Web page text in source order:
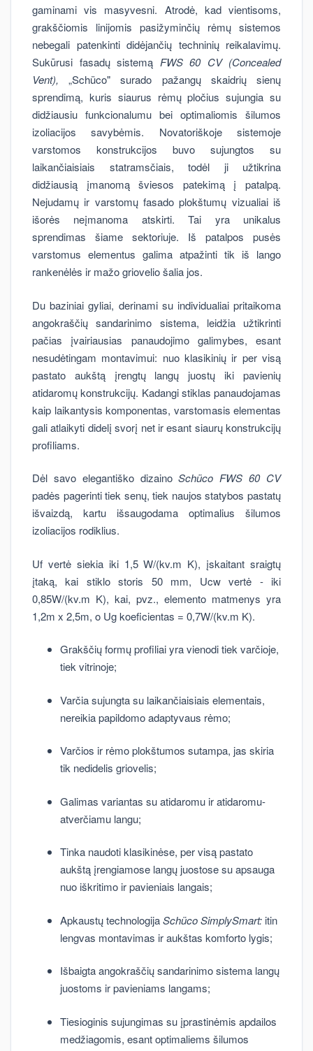
gaminami vis masyvesni. Atrodė, kad vientisoms,
grakščiomis linijomis pasižyminčių rėmų sistemos
nebegali patenkinti didėjančių techninių reikalavimų.
Sukūrusi fasadų sistemą FWS 60 CV (Concealed
Vent),„Schüco" surado pažangų skaidrių sienų
sprendimą, kuris siaurus rėmų pločius sujungia su
didžiausiu funkcionalumu bei optimaliomis šilumos
izoliacijos savybėmis. Novatoriškoje sistemoje
varstomos konstrukcijos buvo sujungtos su
laikančiaisiais statramsčiais, todėl ji užtikrina
didžiausią įmanomą šviesos patekimą į patalpą.
Nejudamų ir varstomų fasado plokštumų vizualiai iš
išorės neįmanoma atskirti. Tai yra unikalus
sprendimas šiame sektoriuje. Iš patalpos pusės
varstomus elementus galima atpažinti tik iš lango
rankenėlės ir mažo griovelio šalia jos.
Du baziniai gyliai, derinami su individualiai pritaikoma
angokraščių sandarinimo sistema, leidžia užtikrinti
pačias įvairiausias panaudojimo galimybes, esant
nesudėtingam montavimui: nuo klasikinių ir per visą
pastato aukštą įrengtų langų juostų iki pavienių
atidaromų konstrukcijų. Kadangi stiklas panaudojamas
kaip laikantysis komponentas, varstomasis elementas
gali atlaikyti didelį svorį net ir esant siaurų konstrukcijų
profiliams.
Dėl savo elegantiško dizainoSchüco FWS 60 CV
padės pagerinti tiek senų, tiek naujos statybos pastatų
išvaizdą, kartu išsaugodama optimalius šilumos
izoliacijos rodiklius.
Uf vertė siekia iki 1,5 W/(kv.m K), įskaitant sraigtų
įtaką, kai stiklo storis 50 mm, Ucw vertė - iki
0,85W/(kv.m K), kai, pvz., elemento matmenys yra
1,2m x 2,5m, o Ug koeficientas = 0,7W/(kv.m K).
Grakščių formų profiliai yra vienodi tiek varčioje,
tiek vitrinoje;
Varčia sujungta su laikančiaisiais elementais,
nereikia papildomo adaptyvaus rėmo;
Varčios ir rėmo plokštumos sutampa, jas skiria
tik nedidelis griovelis;
Galimas variantas su atidaromu ir atidaromu-
atverčiamu langu;
Tinka naudoti klasikinėse, per visą pastato
aukštą įrengiamose langų juostose su apsauga
nuo iškritimo ir pavieniais langais;
Apkaustų technologijaSchüco SimplySmart: itin
lengvas montavimas ir aukštas komforto lygis;
Išbaigta angokraščių sandarinimo sistema langų
juostoms ir pavieniams langams;
Tiesioginis sujungimas su įprastinėmis apdailos
medžiagomis, esant optimaliems šilumos